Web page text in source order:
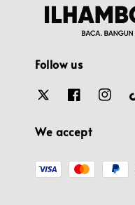
Follow us
We accept